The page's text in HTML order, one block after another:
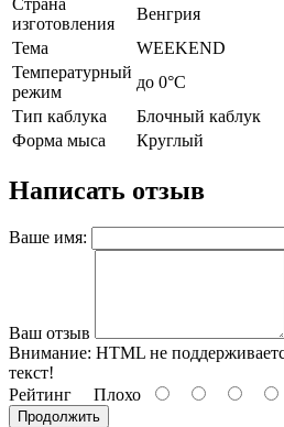
изготовления
Венгрия
Тема
WEEKEND
Температурный
режим
до 0°C
Тип каблука
Блочный каблук
Форма мыса
Круглый
Написать отзыв
Ваше имя:
Ваш отзыв
Внимание: HTML не
текст!
Рейтинг Плохо
Продолжить